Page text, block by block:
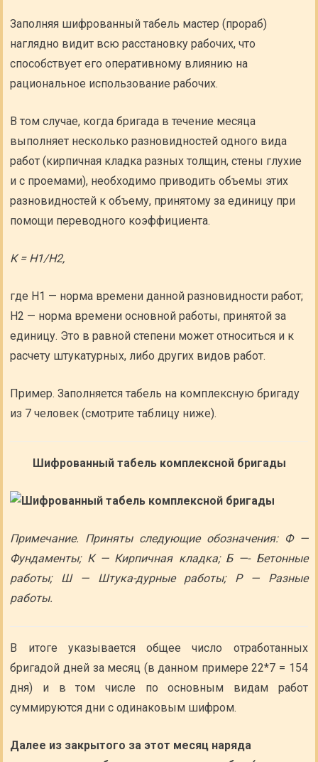
Заполняя шифрованный табель мастер (прораб)
наглядно видит всю расстановку рабочих, что
способствует его оперативному влиянию на
рациональное использование рабочих.
В том случае, когда бригада в течение месяца
выполняет несколько разновидностей одного вида
работ (кирпичная кладка разных толщин, стены глухие
и с проемами), необходимо приводить объемы этих
разновидностей к объему, принятому за единицу при
помощи переводного коэффициента.
К = Н1/Н2,
где H1 — норма времени данной разновидности работ;
Н2 — норма времени основной работы, принятой за
единицу. Это в равной степени может относиться и к
расчету штукатурных, либо других видов работ.
Пример. Заполняется табель на комплексную бригаду
из 7 человек (смотрите таблицу ниже).
Шифрованный табель комплексной бригады
Примечание. Приняты следующие обозначения: Ф —
Фундаменты; К — Кирпичная кладка; Б —- Бетонные
работы; Ш — Штука-дурные работы; Р — Разные
работы.
В итоге указывается общее число отработанных
бригадой дней за месяц (в данном примере 22*7 = 154
дня) и в том числе по основным видам работ
суммируются дни с одинаковым шифром.
Далее из закрытого за этот месяц наряда